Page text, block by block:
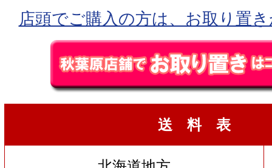
店頭でご購入の方は、お取り置
送 料 表